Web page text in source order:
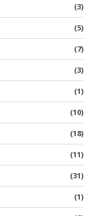
(3)
(5)
(7)
(3)
(1)
(10)
(18)
(11)
(31)
(1)